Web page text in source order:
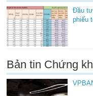
Đầu
phiếu
Bản tin Chứng